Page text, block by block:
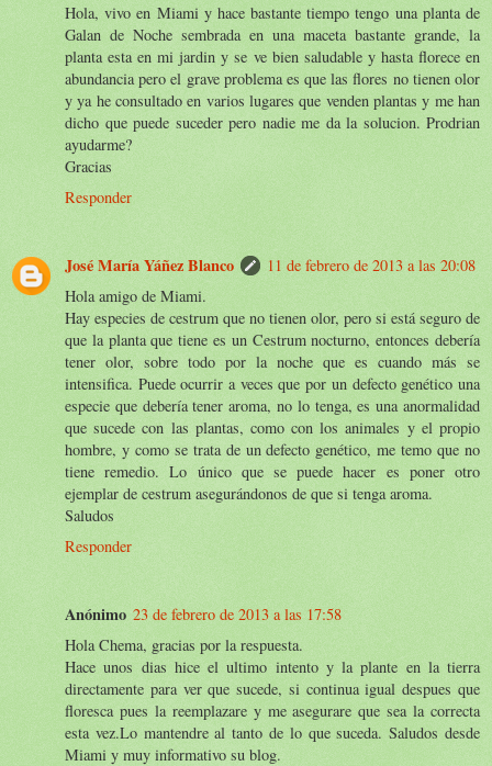
Hola, vivo en Miami y hace bastante tiempo tengo una planta de
Galan de Noche sembrada en una maceta bastante grande, la
planta esta en mi jardin y se ve bien saludable y hasta florece en
abundancia pero el grave problema es que las flores no tienen olor
y ya he consultado en varios lugares que venden plantas y me han
dicho que puede suceder pero nadie me da la solucion. Prodrian
ayudarme?
Gracias
Responder
José María Yáñez Blanco
11 de febrero de 2013 a las 20:08
Hola amigo de Miami.
Hay especies de cestrum que no tienen olor, pero si está seguro de
que la planta que tiene es un Cestrum nocturno, entonces debería
tener olor, sobre todo por la noche que es cuando más se
intensifica. Puede ocurrir a veces que por un defecto genético una
especie que debería tener aroma, no lo tenga, es una anormalidad
que sucede con las plantas, como con los animales y el propio
hombre, y como se trata de un defecto genético, me temo que no
tiene remedio. Lo único que se puede hacer es poner otro
ejemplar de cestrum asegurándonos de que si tenga aroma.
Saludos
Responder
Anónimo 23 de febrero de 2013 a las 17:58
Hola Chema, gracias por la respuesta.
Hace unos dias hice el ultimo intento y la plante en la tierra
directamente para ver que sucede, si continua igual despues que
floresca pues la reemplazare y me asegurare que sea la correcta
esta vez.Lo mantendre al tanto de lo que suceda. Saludos desde
Miami y muy informativo su blog.